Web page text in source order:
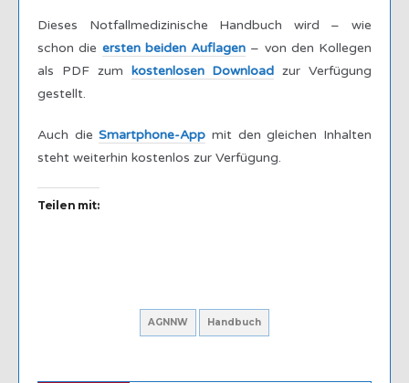
Dieses Notfallmedizinische Handbuch wird – wie
schon die ersten beiden Auflagen – von den Kollegen
als PDF zum kostenlosen Download zur Verfügung
gestellt.
Auch dieSmartphone-App mit den gleichen Inhalten
steht weiterhin kostenlos zur Verfügung.
Teilen mit:
AGNNW Handbuch